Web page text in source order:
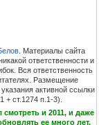
. Материалы сайта
ответственности и
Вся ответственность
Размещение
активной ссылки
+ ст.1274 п.1-3).
смотреть и 2011, и даже
ее много лет.